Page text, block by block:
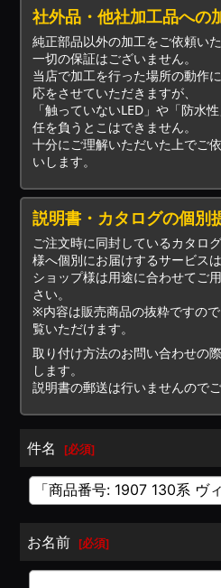
社外品・他社加工品への
純正部品以外の加工をご依頼い
一切の保証はございません。
当店で加工を行った場所の動作
応をさせていただきますが、
「触っていないLED」や「防水
任を負うとこはできません。
十分にご理解いただいた上でご
いします。
説明書・カタログの個別
ご注文時に同封しているカタロ
様へ個別にお届けするサービス
ショップ様は用途に合わせてご
さい。
※内容は販売商品の抜粋ですの
覧いただけます。
取り付け方法のお問い合わせの
します。
説明書の郵送は行いませんので
件名 [必須]
お名前 [必須]